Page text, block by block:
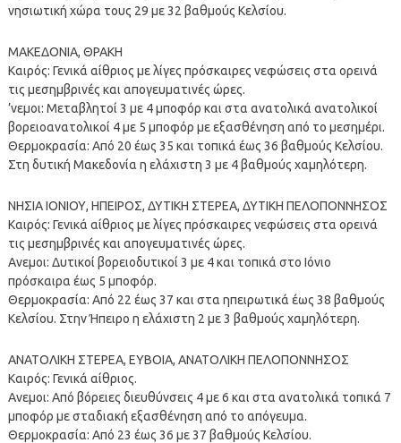
νησιωτική χώρα τους 29 με 32 βαθμούς Κελσίου.
ΜΑΚΕΔΟΝΙΑ, ΘΡΑΚΗ
Καιρός: Γενικά αίθριος με λίγες πρόσκαιρες νεφώσεις στα ορεινά
τις μεσημβρινές και απογευματινές ώρες.
’νεμοι: Μεταβλητοί 3 με 4 μποφόρ και στα ανατολικά ανατολικοί
βορειοανατολικοί 4 με 5 μποφόρ με εξασθένηση από το μεσημέρι.
Θερμοκρασία: Από 20 έως 35 και τοπικά έως 36 βαθμούς Κελσίου.
Στη δυτική Μακεδονία η ελάχιστη 3 με 4 βαθμούς χαμηλότερη.
ΝΗΣΙΑ ΙΟΝΙΟΥ, ΗΠΕΙΡΟΣ, ΔΥΤΙΚΗ ΣΤΕΡΕΑ, ΔΥΤΙΚΗ ΠΕΛΟΠΟΝΝΗΣΟΣ
Καιρός: Γενικά αίθριος με λίγες πρόσκαιρες νεφώσεις στα ορεινά
τις μεσημβρινές και απογευματινές ώρες.
Ανεμοι: Δυτικοί βορειοδυτικοί 3 με 4 και τοπικά στο Ιόνιο
πρόσκαιρα έως 5 μποφόρ.
Θερμοκρασία: Από 22 έως 37 και στα ηπειρωτικά έως 38 βαθμούς
Κελσίου. Στην Ήπειρο η ελάχιστη 2 με 3 βαθμούς χαμηλότερη.
ΑΝΑΤΟΛΙΚΗ ΣΤΕΡΕΑ, ΕΥΒΟΙΑ, ΑΝΑΤΟΛΙΚΗ ΠΕΛΟΠΟΝΝΗΣΟΣ
Καιρός: Γενικά αίθριος.
Ανεμοι: Από βόρειες διευθύνσεις 4 με 6 και στα ανατολικά τοπικά 7
μποφόρ με σταδιακή εξασθένηση από το απόγευμα.
Θερμοκρασία: Από 23 έως 36 με 37 βαθμούς Κελσίου.